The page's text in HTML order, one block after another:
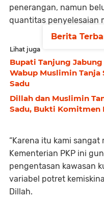
penerangan, namun
quantitas penyelesaian
Lihat juga
Bupati Tanjung
Wabup Muslimin Tanja
Sadu
Dillah dan Muslimin
Sadu, Bukti Komitmen
“Karena itu kami
Kementerian PKP ini
pengentasan kawasan
variabel potret
Dillah.
Berita